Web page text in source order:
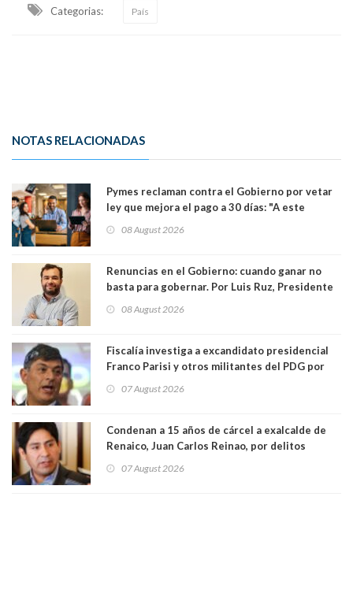
Categorias: País
NOTAS RELACIONADAS
Pymes reclaman contra el Gobierno por vetar
ley que mejora el pago a 30 días: "A este
medianas empresas"
08 August 2026
Renuncias en el Gobierno: cuando ganar no
basta para gobernar. Por Luis Ruz, Presidente
08 August 2026
Fiscalía investiga a excandidato presidencial
Franco Parisi y otros militantes del PDG por
07 August 2026
Condenan a 15 años de cárcel a exalcalde de
Renaico, Juan Carlos Reinao, por delitos
07 August 2026